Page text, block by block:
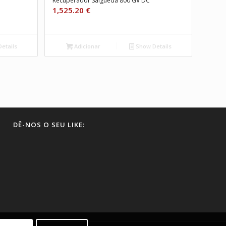
1,525.20 €
Adicionar Show Details
DÊ-NOS O SEU LIKE: